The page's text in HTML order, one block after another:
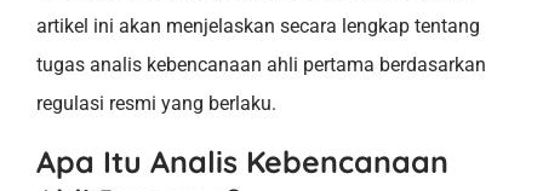
artikel ini akan menjelaskan secara lengkap tentang
tugas analis kebencanaan ahli pertama berdasarkan
regulasi resmi yang berlaku.
Apa Itu Analis Kebencanaan